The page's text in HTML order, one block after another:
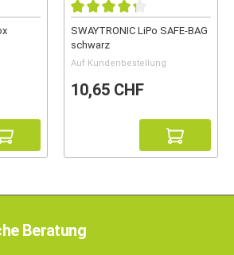
SWAYTRONIC LiPo SAFE-BAG
schwarz
Auf Kundenbestellung
10,65 CHF
Beratung